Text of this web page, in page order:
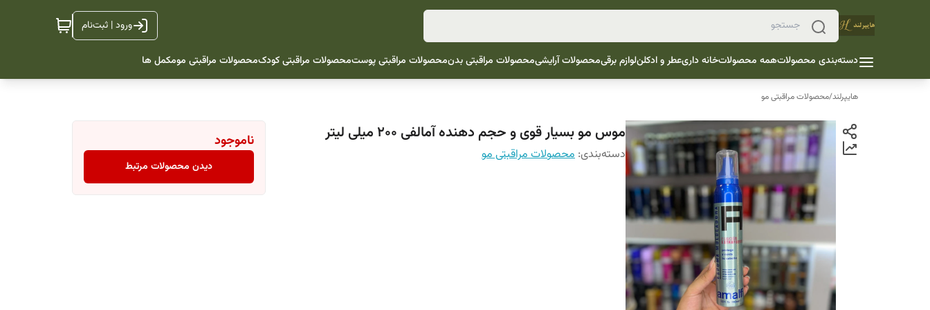
ورود | ثبت‌نام
دسته‌بندی محصولاتهمه محصولاتخانه داریعطر و ادکلنلوازم برقیمحصولات آرایشیمحصولات مراقبتی بدنمحصولات مراقبتی پوستمحصولات مراقبتی کودکمحصولات مراقبتی مومکمل ها
هایپرلند/محصولات مراقبتی مو
موس مو بسیار قوی و حجم دهنده آمالفی 200 میلی لیتر
دسته‌بندی: محصولات مراقبتی مو
ناموجود
دیدن محصولات مرتبط